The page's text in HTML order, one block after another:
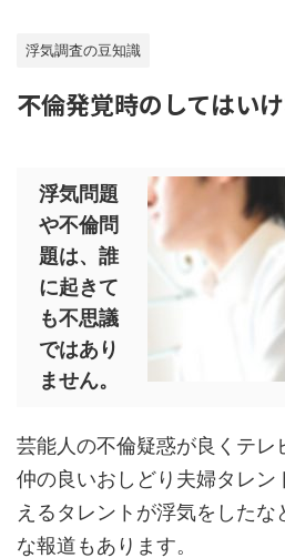
浮気調査の豆知識
不倫発覚時のしてはい
浮気問題
や不倫問
題は、誰
に起きて
も不思議
ではあり
ません。
芸能人の不倫疑惑が良くテレ
仲の良いおしどり夫婦タレン
えるタレントが浮気をしたな
な報道もあります。